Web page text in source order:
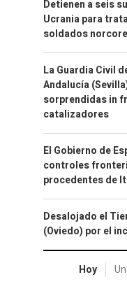
Detienen a seis
Ucrania para
soldados
La Guardia Civil
Andalucía
sorprendidas in
catalizadores
El Gobierno de
controles
procedentes de
Desalojado el
(Oviedo) por el
Hoy